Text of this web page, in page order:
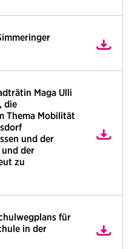
Maga Ulli
die
Thema Mobilität
und der
der
zu
für
in der